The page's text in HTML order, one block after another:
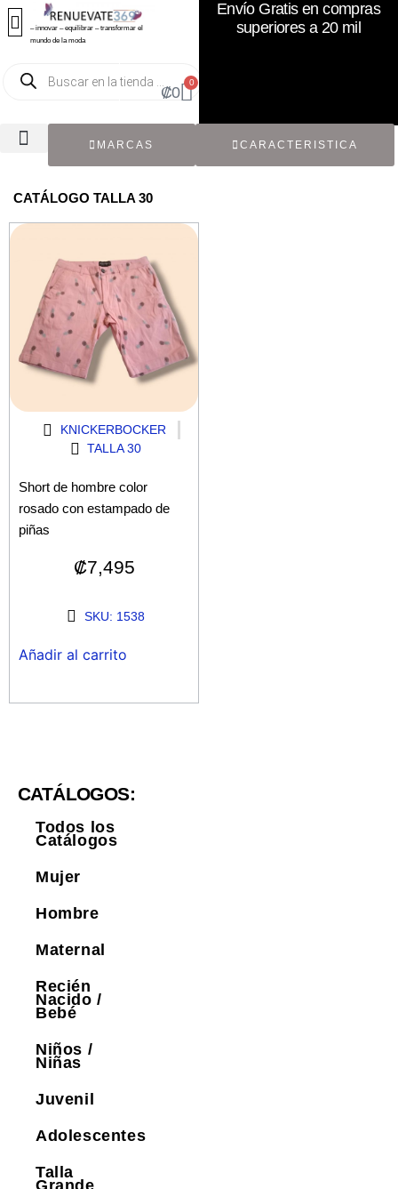
– innovar – equilibrar – transformar el
mundo de la moda
₡0
0
Envío Gratis en compras
superiores a 20 mil
MARCAS CARACTERISTICA
CATÁLOGO TALLA 30
KNICKERBOCKER
TALLA 30
Short de hombre color
rosado con estampado de
piñas
₡7,495
SKU: 1538
Añadir al carrito
CATÁLOGOS:
Todos los
Catálogos
Mujer
Hombre
Maternal
Recién
Nacido /
Bebé
Niños /
Niñas
Juvenil
Adolescentes
Talla
Grande